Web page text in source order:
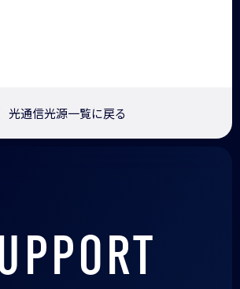
光通信光源一覧に戻る